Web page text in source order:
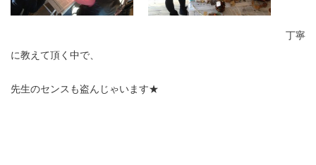
丁寧
に教えて頂く中で、
先生のセンスも盗んじゃいます★